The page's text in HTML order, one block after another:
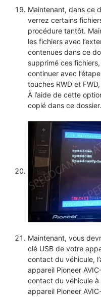
Maintenant, dans ce
verrez certains
procédure tantôt.
les fichiers avec
contenues dans ce
supprimé ces
continuer avec
touches RWD et
À l’aide de cette
copié dans ce dossier.
Maintenant, vous
clé USB de votre
contact du véhicule,
appareil Pioneer
contact du véhicule
appareil Pioneer